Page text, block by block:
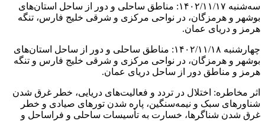
سه‌شنبه ۱۴۰۲/۱۱/۱۷: مناطق ساحلی و دور از ساحل استان‌های
بوشهر و هرمزگان، در نواحی مرکزی و شرقی خلیج فارس، تنگه
هرمز و دریای عمان.
چهارشنبه ۱۴۰۲/۱۱/۱۸: مناطق ساحلی و دور از ساحل استان‌های
بوشهر و هرمزگان، در نواحی مرکزی و شرقی خلیج فارس و تنگه
هرمز و مناطق دور از ساحل دریای عمان.
اثر مخاطره: اختلال در تردد و فعالیت‌های دریایی، خطر غرق شدن
شناور‌های سبک و نیمه‌سنگین، پاره شدن تور‌های صیادی و خطر
غرق شدن شناگرها، خسارت به تأسیسات ساحلی و فراساحل و